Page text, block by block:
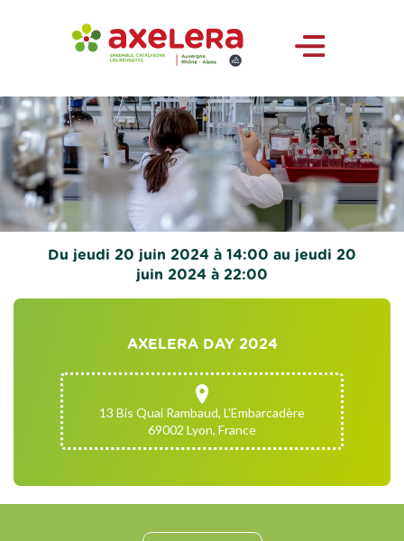
Du jeudi 20 juin 2024 à 14:00 au jeudi 20
juin 2024 à 22:00
AXELERA DAY 2024
13 Bis Quai Rambaud, L'Embarcadère
69002 Lyon, France